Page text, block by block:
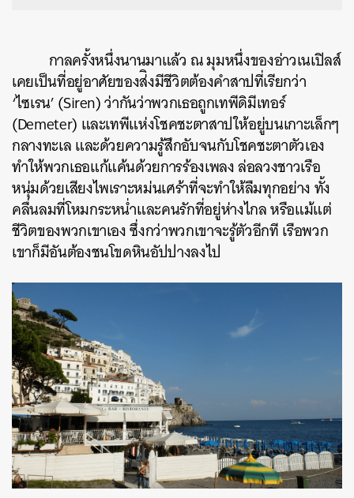
กาลครั้งหนึ่งนานมาแล้ว ณ มุมหนึ่งของอ่าวเนเปิลส์
เคยเป็นที่อยู่อาศัยของส่ิงมีชีวิตต้องคำสาปที่เรียกว่า
‘ไซเรน’ (Siren) ว่ากันว่าพวกเธอถูกเทพีดิมีเทอร์
(Demeter) และเทพีแห่งโชคชะตาสาปให้อยู่บนเกาะเล็กๆ
กลางทะเล และด้วยความรู้สึกอับจนกับโชคชะตาตัวเอง
ทำให้พวกเธอแก้แค้นด้วยการร้องเพลง ล่อลวงชาวเรือ
หนุ่มด้วยเสียงไพเราะหม่นเศร้าที่จะทำให้ลืมทุกอย่าง ทั้ง
คลื่นลมที่โหมกระหน่ำและคนรักที่อยู่ห่างไกล หรือแม้แต่
ชีวิตของพวกเขาเอง ซึ่งกว่าพวกเขาจะรู้ตัวอีกที เรือพวก
เขาก็มีอันต้องชนโขดหินอัปปางลงไป